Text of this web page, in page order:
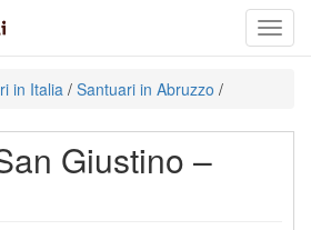
Toggle
in Italia / Santuari in Abruzzo /
Giustino –